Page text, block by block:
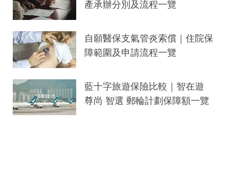
產承辦分別及流程一覽
自願醫保支氣管炎索償｜住院保
障範圍及申請流程一覽
藍十字旅遊保險比較｜智在遊
尊尚 智選 郵輪計劃保障額一覽